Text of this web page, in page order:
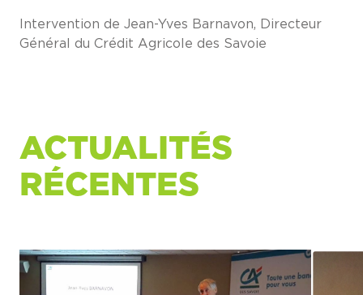
Intervention de Jean-Yves Barnavon, Directeur
Général du Crédit Agricole des Savoie
ACTUALITÉS
RÉCENTES